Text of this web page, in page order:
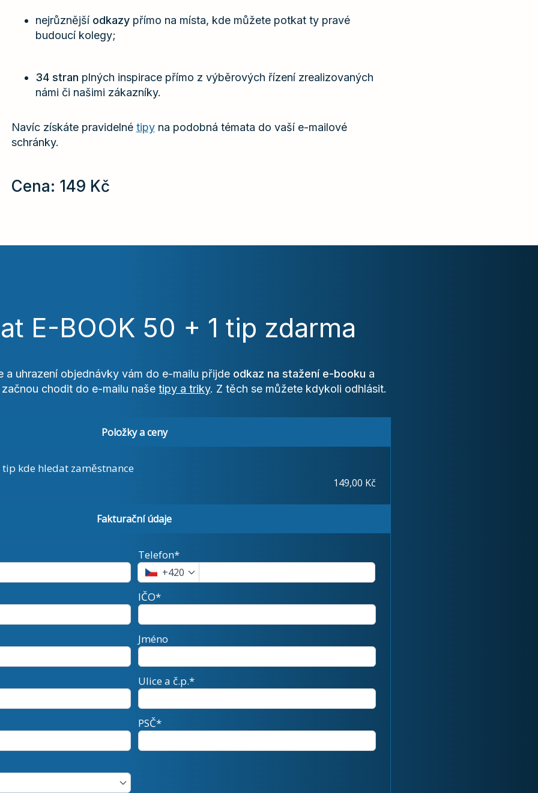
nejrůznější odkazypřímo na místa, kde můžete potkat ty pravé
budoucí kolegy;
34 stran plných inspirace přímo z výběrových řízení zrealizovaných
námi či našimi zákazníky.
Navíc získáte pravidelné tipyna podobná témata do vaší e-mailové
schránky.
Cena: 149 Kč
E-BOOK 50 + 1 tip zdarma
a uhrazení objednávky vám do e-mailu přijde odkaz na stažení e-booku a
chodit do e-mailu našetipy a triky. Z těch se můžete kdykoli odhlásit.
Položky a ceny
tip kde hledat zaměstnance
149,00 Kč
Fakturační údaje
Telefon*
+420
IČO*
Jméno
Ulice a č.p.*
PSČ*